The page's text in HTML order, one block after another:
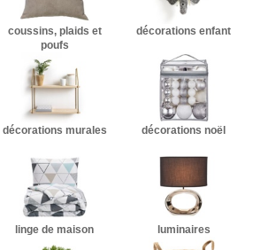
coussins, plaids et
poufs
décorations enfant
décorations murales décorations noël
linge de maison luminaires